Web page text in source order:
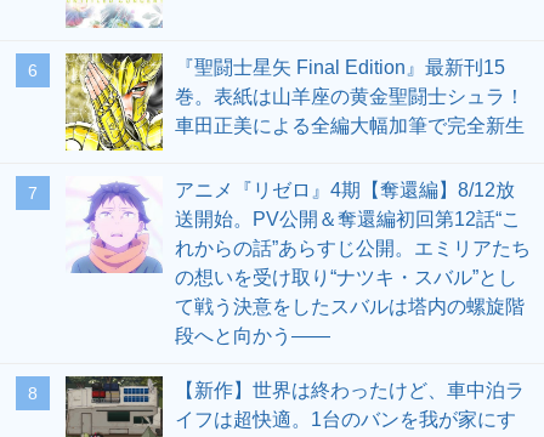
6
『聖闘士星矢 Final Edition』最新刊15
巻。表紙は山羊座の黄金聖闘士シュラ！
車田正美による全編大幅加筆で完全新生
7
アニメ『リゼロ』4期【奪還編】8/12放
送開始。PV公開＆奪還編初回第12話“こ
れからの話”あらすじ公開。エミリアたち
の想いを受け取り“ナツキ・スバル”とし
て戦う決意をしたスバルは塔内の螺旋階
段へと向かう――
8
【新作】世界は終わったけど、車中泊ラ
イフは超快適。1台のバンを我が家にす